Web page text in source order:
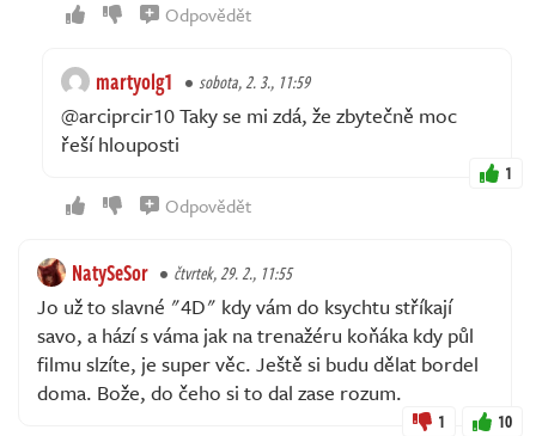
Odpovědět
martyolg1 sobota, 2. 3., 11:59
@arciprcir10 Taky se mi zdá, že zbytečně moc
řeší hlouposti
1
Odpovědět
NatySeSor čtvrtek, 29. 2., 11:55
Jo už to slavné "4D" kdy vám do ksychtu stříkají
savo, a hází s váma jak na trenažéru koňáka kdy půl
filmu slzíte, je super věc. Ještě si budu dělat bordel
doma. Bože, do čeho si to dal zase rozum.
1 10